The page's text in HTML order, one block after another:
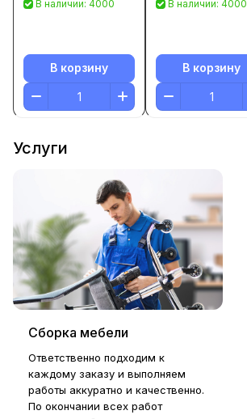
В наличии: 4000
В корзину
В наличии: 4000
В корзину
Услуги
Сборка мебели
Ответственно подходим к
каждому заказу и выполняем
работы аккуратно и качественно.
По окончании всех работ